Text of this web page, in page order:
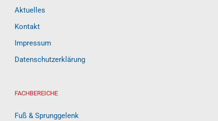
Aktuelles
Kontakt
Impressum
Datenschutzerklärung
FACHBEREICHE
Fuß & Sprunggelenk